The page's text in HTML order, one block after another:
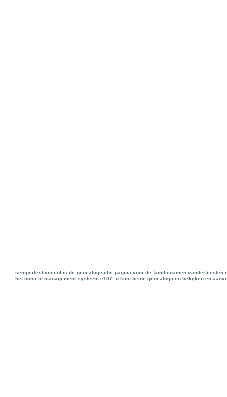
semperfestiviter.nl is de genealogische pagina voor de familienamen
het content management systeem e107. u kunt beide genealogieën bekijken en